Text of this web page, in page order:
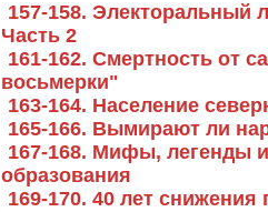
157-158. Электоральный
Часть 2
161-162. Смертность от
восьмерки"
163-164. Население
165-166. Вымирают ли
167-168. Мифы, легенды
образования
169-170. 40 лет